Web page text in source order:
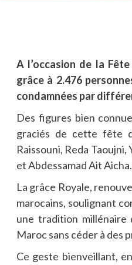
A l’occasion de la
grâce à 2.476
condamnées par
Des figures bien
graciés de cette fête
Raissouni, Reda
et Abdessamad Ait Aicha.
La grâce Royale,
marocains, soulignant
une tradition
Maroc sans céder à des
Ce geste bienveillant,